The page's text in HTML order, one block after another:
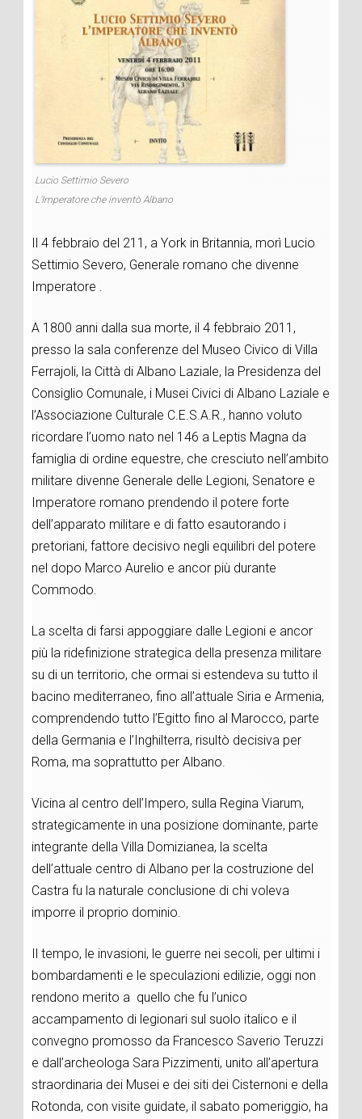
Lucio Settimio Severo
L’Imperatore che inventò Albano
Il 4 febbraio del 211, a York in Britannia, morì Lucio
Settimio Severo, Generale romano che divenne
Imperatore .
A 1800 anni dalla sua morte, il 4 febbraio 2011,
presso la sala conferenze del Museo Civico di Villa
Ferrajoli, la Città di Albano Laziale, la Presidenza del
Consiglio Comunale, i Musei Civici di Albano Laziale e
l’Associazione Culturale C.E.S.A.R., hanno voluto
ricordare l’uomo nato nel 146 a Leptis Magna da
famiglia di ordine equestre, che cresciuto nell’ambito
militare divenne Generale delle Legioni, Senatore e
Imperatore romano prendendo il potere forte
dell’apparato militare e di fatto esautorando i
pretoriani, fattore decisivo negli equilibri del potere
nel dopo Marco Aurelio e ancor più durante
Commodo.
La scelta di farsi appoggiare dalle Legioni e ancor
più la ridefinizione strategica della presenza militare
su di un territorio, che ormai si estendeva su tutto il
bacino mediterraneo, fino all’attuale Siria e Armenia,
comprendendo tutto l’Egitto fino al Marocco, parte
della Germania e l’Inghilterra, risultò decisiva per
Roma, ma soprattutto per Albano.
Vicina al centro dell’Impero, sulla Regina Viarum,
strategicamente in una posizione dominante, parte
integrante della Villa Domizianea, la scelta
dell’attuale centro di Albano per la costruzione del
Castra fu la naturale conclusione di chi voleva
imporre il proprio dominio.
Il tempo, le invasioni, le guerre nei secoli, per ultimi i
bombardamenti e le speculazioni edilizie, oggi non
rendono merito a quello che fu l’unico
accampamento di legionari sul suolo italico e il
convegno promosso da Francesco Saverio Teruzzi
e dall’archeologa Sara Pizzimenti, unito all’apertura
straordinaria dei Musei e dei siti dei Cisternoni e della
Rotonda, con visite guidate, il sabato pomeriggio, ha